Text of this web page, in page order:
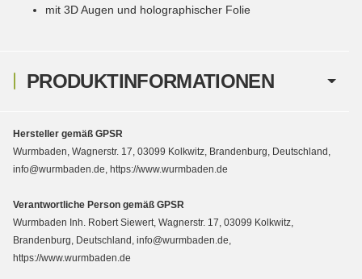
PRODUKTINFORMATIONEN
mit 3D Augen und holographischer Folie
Hersteller gemäß GPSR
Wurmbaden, Wagnerstr. 17, 03099 Kolkwitz, Brandenburg, Deutschland,
info@wurmbaden.de, https://www.wurmbaden.de
Verantwortliche Person gemäß GPSR
Wurmbaden Inh. Robert Siewert, Wagnerstr. 17, 03099 Kolkwitz,
Brandenburg, Deutschland, info@wurmbaden.de,
https://www.wurmbaden.de